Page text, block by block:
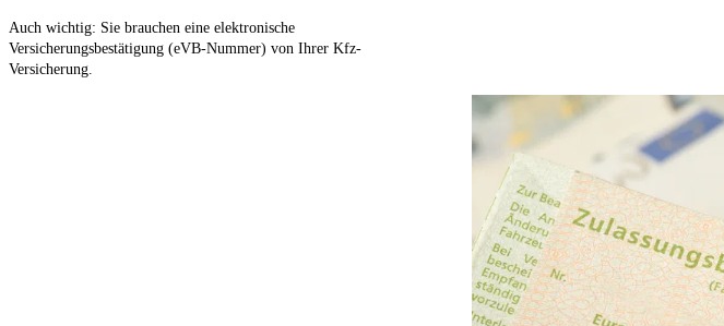
Auch wichtig: Sie brauchen eine elektronische
Versicherungsbestätigung (eVB-Nummer) von Ihrer Kfz-
Versicherung.